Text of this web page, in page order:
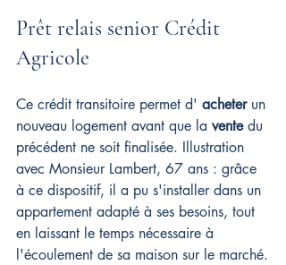
Prêt relais senior Crédit
Agricole
Ce crédit transitoire permet d' acheter un
nouveau logement avant que la vente du
précédent ne soit finalisée. Illustration
avec Monsieur Lambert, 67 ans : grâce
à ce dispositif, il a pu s'installer dans un
appartement adapté à ses besoins, tout
en laissant le temps nécessaire à
l'écoulement de sa maison sur le marché.